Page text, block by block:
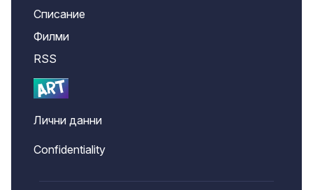
Списание
Филми
RSS
Лични данни
Confidentiality